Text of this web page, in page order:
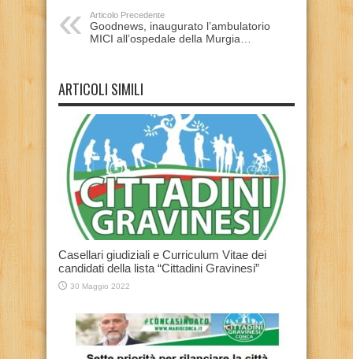
Articolo Precedente
Goodnews, inaugurato l’ambulatorio
MICI all’ospedale della Murgia…
ARTICOLI SIMILI
Casellari giudiziali e Curriculum Vitae dei
candidati della lista “Cittadini Gravinesi”
30 Maggio 2022